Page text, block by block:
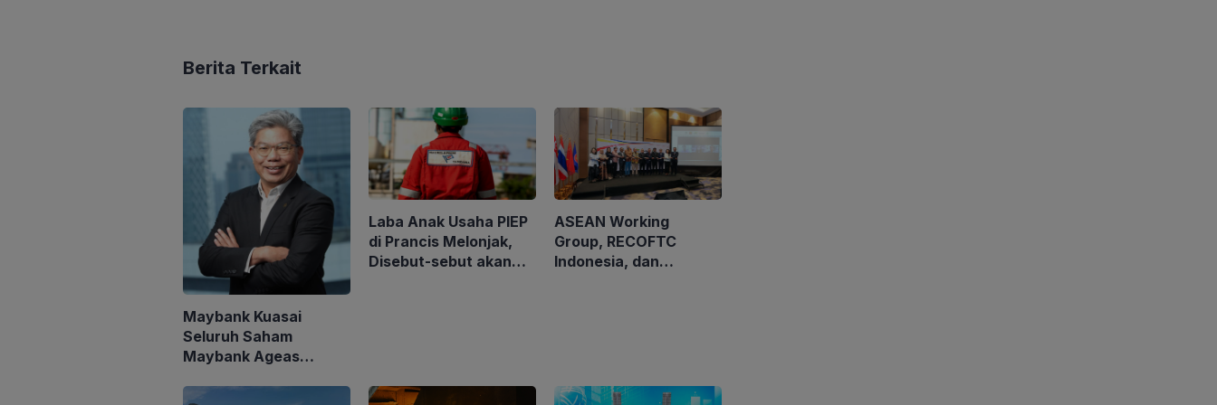
Berita Terkait
Maybank Kuasai
Seluruh Saham
Maybank Ageas
Laba Anak Usaha PIEP
di Prancis Melonjak,
Disebut-sebut akan
ASEAN Working
Group, RECOFTC
Indonesia, dan